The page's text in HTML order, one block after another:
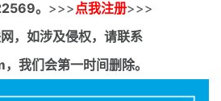
。 >>> 点我注册>>>
，如涉及侵权，请联系
我们会第一时间删除。